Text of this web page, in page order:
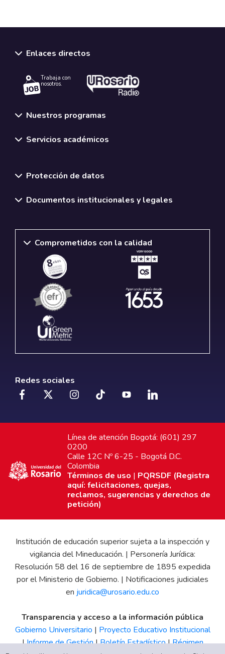
Enlaces directos
Trabaja con
nosotros.
Nuestros programas
Servicios académicos
Protección de datos
Documentos institucionales y legales
Comprometidos con la calidad
Redes sociales
Línea de atención Bogotá: (601) 297
0200
Calle 12C Nº 6-25 - Bogotá D.C.
Colombia
Términos de uso | PQRSDF (Registra
aquí: felicitaciones, quejas,
reclamos, sugerencias y derechos de
petición)
Institución de educación superior sujeta a la inspección y
vigilancia del Mineducación. | Personería Jurídica:
Resolución 58 del 16 de septiembre de 1895 expedida
por el Ministerio de Gobierno. | Notificaciones judiciales
en juridica@urosario.edu.co
Transparencia y acceso a la información pública
Gobierno Universitario | Proyecto Educativo Institucional
|Informe de Gestión|Boletín Estadístico|Régimen